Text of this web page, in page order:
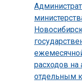
расходов
отдельным